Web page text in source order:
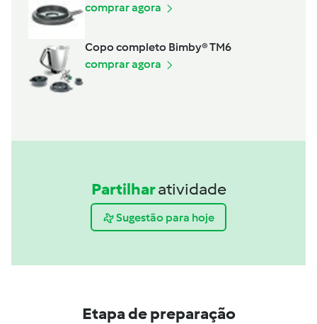
comprar agora
Copo completo Bimby® TM6
comprar agora
Partilharatividade
Sugestão para hoje
Etapa de preparação